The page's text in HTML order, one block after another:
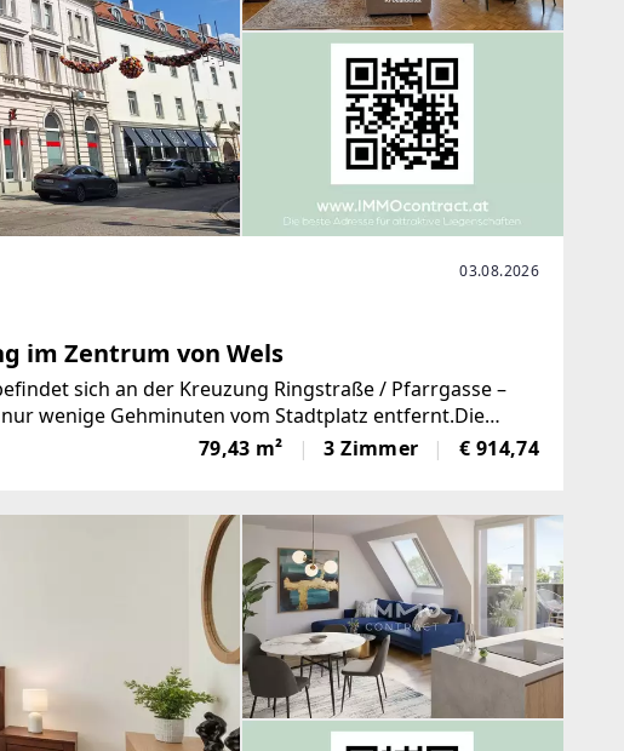
03.08.2026
im Zentrum von Wels
sich an der Kreuzung Ringstraße / Pfarrgasse –
wenige Gehminuten vom Stadtplatz entfernt.Die
Die Einbauküche
79,43 m² 3 Zimmer € 914,74